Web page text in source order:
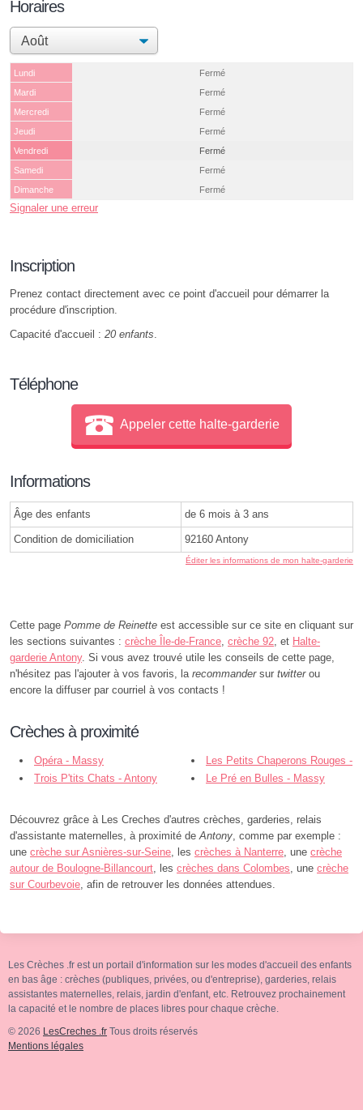
Horaires
Lundi
Fermé
Mardi
Fermé
Mercredi
Fermé
Jeudi
Fermé
Vendredi
Fermé
Samedi
Fermé
Dimanche
Fermé
Signaler une erreur
Inscription
Prenez contact directement avec ce point d'accueil pour démarrer la
procédure d'inscription.
Capacité d'accueil : 20 enfants
Téléphone
Appeler cette halte-garderie
Informations
Âge des enfants de 6 mois à 3 ans
Condition de domiciliation 92160 Antony
Éditer les informations de mon halte-garderie
Cette page Pomme de Reinette est accessible sur ce site en cliquant sur
les sections suivantes : crèche Île-de-France crèche 92 , et Halte-
garderie Antony. Si vous avez trouvé utile les conseils de cette page,
n'hésitez pas l'ajouter à vos favoris, la recommandersur twitterou
encore la diffuser par courriel à vos contacts !
Crèches à proximité
Opéra - Massy
Les Petits Chaperons Rouges -
Massy
Trois P'tits Chats - Antony Le Pré en Bulles - Massy
Découvrez grâce à Les Creches d'autres crèches, garderies, relais
d'assistante maternelles, à proximité de Antony , comme par exemple :
une crèche sur Asnières-sur-Seine , les crèches à Nanterre , une crèche
autour de Boulogne-Billancourt , les crèches dans Colombes , une crèche
sur Courbevoie , afin de retrouver les données attendues.
Les Crèches .fr est un portail d'information sur les modes d'accueil des enfants
en bas âge : crèches (publiques, privées, ou d'entreprise), garderies, relais
assistantes maternelles, relais, jardin d'enfant, etc. Retrouvez prochainement
la capacité et le nombre de places libres pour chaque crèche.
© 2026 LesCreches .fr Tous droits réservés
Mentions légales